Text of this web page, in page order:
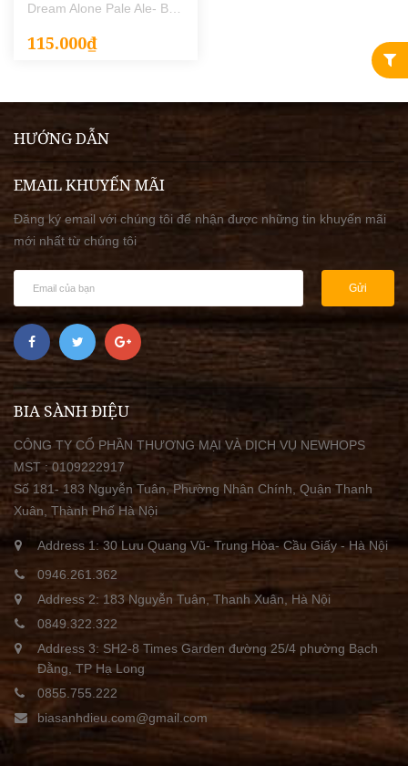
Dream Alone Pale Ale- Bia thủ công (craft beer) mang màu bia vàng tía khá ấn tượng, đi kèm với hương vị nổi bật của bia. Dream Alone Pale Ale là hương vị Bia thủ công (Craft Beer) với chút thoảng vị xoài, quýt thơm lừng. Dream Alone Pale Ale với hậu vị ngọt ngào của đào, cam chanh và chút vị quất. Chính mùi vị của khá nhiều loại trái cây với nhau, đã đem đến một trải nghiệm mùi vị cực kỳ thú vị. Dream Alone Pale Ale là hương vị bia phảng phất mùi thơm của xoài và quất. Tầng vị cuối cùng của bia đem lại một dư vị ngọt ngào của việt quất, đào và thơm mát của cam. Dream Alone Pale Ale dành cho những trái tim đơn độc. Bia màu vàng sáng, đưa lên mũi có mùi thơm của quất và xoài xen lẫn. Hương vị cân bằng và sảng khoái. Hậu vị là hương vị của đào, việt quất đọng lại nơi vòm họng. Độ cồn (ABV): 5,7 % Độ đắng (IBU): 37 Mùi thơm: Việt quất, cam, xoài Màu sắc/ Tính chất: Vàng nhạt. Hương vị: Mùi thơm của việt quất xen lẫn xoài. Kích thước: 250ml/ 330ml Nhà sản xuất: Heart of Darkness Nơi sản xuất: Việt Nam Dream Alone Pale đạt Huy Chương Vàng Châu Á 2 năm liền 2018 và 2019 hạng mục Pale Ale. Không ngừng tìm hiểu và mở rộng cả về bia, menu đồ ăn và không gian nhà hàng để mang đến cho quý hàng những trải nghiệm tuyệt vời khi thưởng thức những vị bia thủ công thơm ngon. Những hương vị bia đạt huy chương cao trong cuộc thi bia Châu Á có mặt tại Bia Sành Điệu rất được khách hàng yêu thích. Tham khảo thêm các hương vị bia thủ công khác tại Bia Sành Điệu như Điếc Không Sợ Súng, hay Electric IPA nhé! Ở Bia Sành Điệu, mỗi tháng nhà hàng thường xuyên cập nhật những hương vị bia mới và chương trình ưu đãi tháng đem lại sự đổi mới cho khách hàng. Mọi người có thể xem chi tiết các chương trình ưu đãi tại đây
115.000₫
HƯỚNG DẪN
EMAIL KHUYẾN MÃI
Đăng ký email với chúng tôi để nhận được những tin khuyến mãi
mới nhất từ chúng tôi
Gửi
BIA SÀNH ĐIỆU
CÔNG TY CỔ PHẦN THƯƠNG MẠI VÀ DỊCH VỤ NEWHOPS
MST : 0109222917
Số 181- 183 Nguyễn Tuân, Phường Nhân Chính, Quận Thanh
Xuân, Thành Phố Hà Nội
Address 1: 30 Lưu Quang Vũ- Trung Hòa- Cầu Giấy - Hà Nội
0946.261.362
Address 2: 183 Nguyễn Tuân, Thanh Xuân, Hà Nội
0849.322.322
Address 3: SH2-8 Times Garden đường 25/4 phường Bạch
Đằng, TP Hạ Long
0855.755.222
biasanhdieu.com@gmail.com